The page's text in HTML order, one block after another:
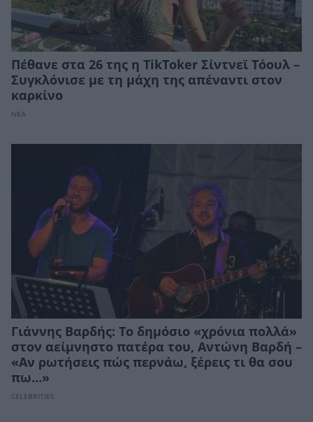
Πέθανε στα 26 της η TikToker Σίντνεϊ Τόουλ –
Συγκλόνισε με τη μάχη της απέναντι στον
καρκίνο
ΝΕΑ
Γιάννης Βαρδής: Το δημόσιο «χρόνια πολλά»
στον αείμνηστο πατέρα του, Αντώνη Βαρδή –
«Αν ρωτήσεις πώς περνάω, ξέρεις τι θα σου
πω…»
CELEBRITIES